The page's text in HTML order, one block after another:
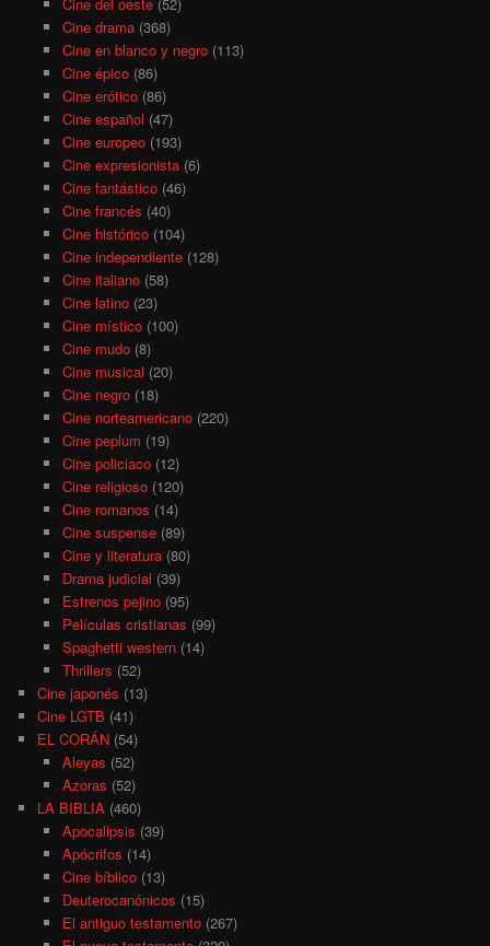
Cine drama(368)
Cine en blanco y negro(113)
Cine épico(86)
Cine erótico(86)
Cine español (47)
Cine europeo(193)
Cine expresionista(6)
Cine fantástico(46)
Cine francés (40)
Cine histórico(104)
Cine independiente(128)
Cine italiano(58)
Cine latino(23)
Cine místico(100)
Cine mudo(8)
Cine musical (20)
Cine negro(18)
Cine norteamericano(220)
Cine peplum (19)
Cine policiaco(12)
Cine religioso(120)
Cine romanos (14)
Cine suspense(89)
Cine y literatura(80)
Drama judicial (39)
Estrenos pejino(95)
Películas cristianas (99)
Spaghetti western(14)
Thrillers (52)
Cine japonés (13)
Cine LGTB (41)
EL CORÁN (54)
Aleyas (52)
Azoras (52)
LA BIBLIA (460)
Apocalipsis (39)
Apócrifos (14)
Cine bíblico(13)
Deuterocanónicos (15)
El antiguo testamento(267)